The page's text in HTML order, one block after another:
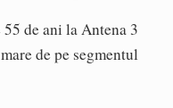
de ani la Antena 3
de pe segmentul